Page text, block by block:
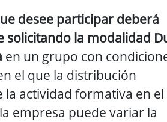
desee participar deberá
solicitando la modalidad
en un grupo con
el que la distribución
la actividad formativa en el
empresa puede variar la